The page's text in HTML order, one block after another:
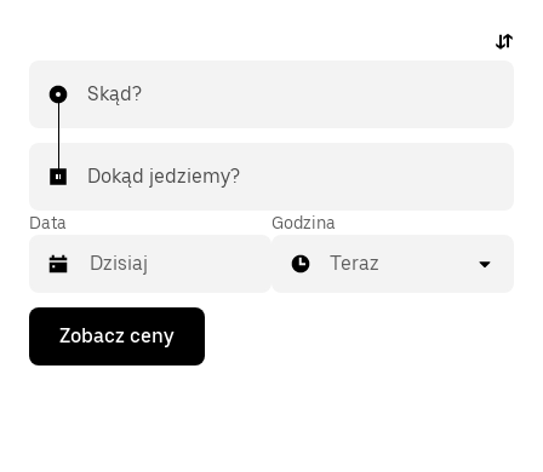
Skąd?
Dokąd jedziemy?
Data
Naciśnij
klawisz
strzałki
Godzina
Teraz
Zobacz ceny